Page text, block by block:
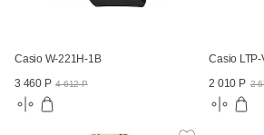
Casio W-221H-1B
3 460 Р 4 612 Р
Casio
2 010 Р 2